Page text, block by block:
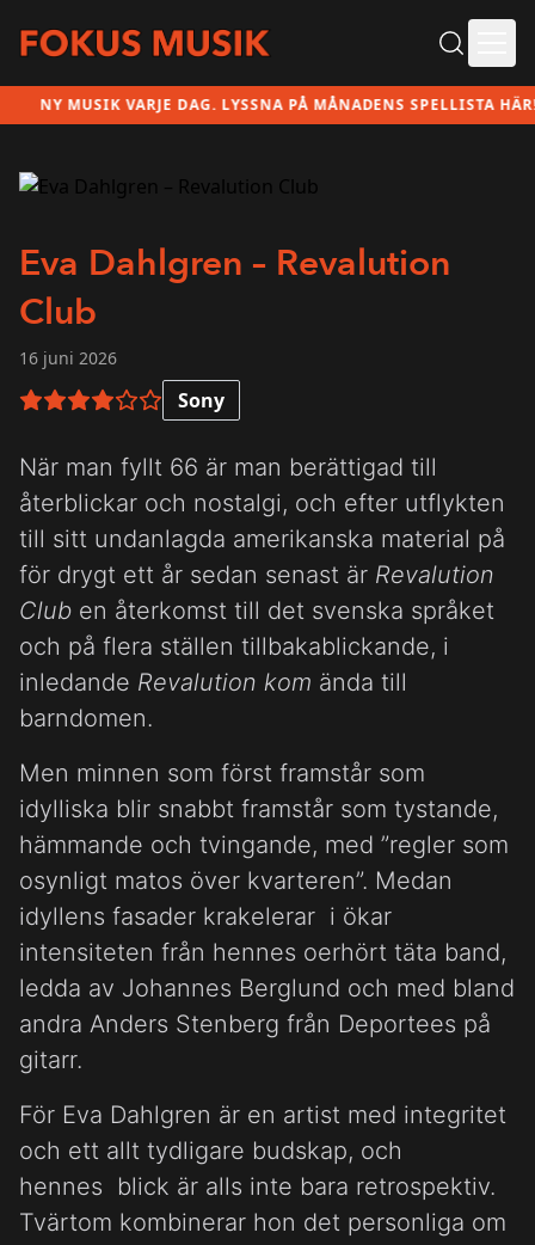
NY MUSIK VARJE DAG. LYSSNA PÅ MÅNADENS SPELLISTA HÄR!
Eva Dahlgren – Revalution
Club
16 juni 2026
4 av 6 i betyg Sony
När man fyllt 66 är man berättigad till
återblickar och nostalgi, och efter utflykten
till sitt undanlagda amerikanska material på
för drygt ett år sedan senast är Revalution
Club en återkomst till det svenska språket
och på flera ställen tillbakablickande, i
inledande Revalution kom ända till
barndomen.
Men minnen som först framstår som
idylliska blir snabbt framstår som tystande,
hämmande och tvingande, med ”regler som
osynligt matos över kvarteren”. Medan
idyllens fasader krakelerar i ökar
intensiteten från hennes oerhört täta band,
ledda av Johannes Berglund och med bland
andra Anders Stenberg från Deportees på
gitarr.
För Eva Dahlgren är en artist med integritet
och ett allt tydligare budskap, och
hennes blick är alls inte bara retrospektiv.
Tvärtom kombinerar hon det personliga om